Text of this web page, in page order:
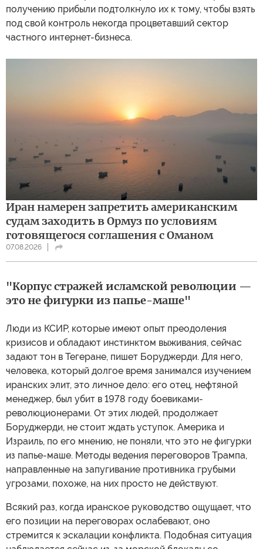
получению прибыли подтолкнуло их к тому, чтобы взять
под свой контроль некогда процветавший сектор
частного интернет-бизнеса.
Иран намерен запретить американским
судам заходить в Ормуз по условиям
готовящегося соглашения с Оманом
07.08.2026
"Корпус стражей исламской революции —
это не фигурки из папье-маше"
Люди из КСИР, которые имеют опыт преодоления
кризисов и обладают инстинктом выживания, сейчас
задают тон в Тегеране, пишет Боруджерди. Для него,
человека, который долгое время занимался изучением
иранских элит, это личное дело: его отец, нефтяной
менеджер, был убит в 1978 году боевиками-
революционерами. От этих людей, продолжает
Боруджерди, не стоит ждать уступок. Америка и
Израиль, по его мнению, не поняли, что это не фигурки
из папье-маше. Методы ведения переговоров Трампа,
направленные на запугивание противника грубыми
угрозами, похоже, на них просто не действуют.
Всякий раз, когда иранское руководство ощущает, что
его позиции на переговорах ослабевают, оно
стремится к эскалации конфликта. Подобная ситуация